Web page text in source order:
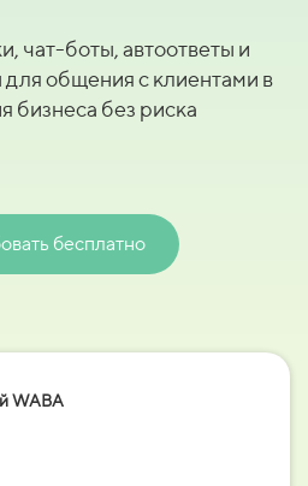
чат-боты, автоответы и
общения с клиентами в
бизнеса без риска
бесплатно
WABA